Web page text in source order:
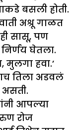
बसली होती.
अश्रू गाळत
सासू, पण
घेतला.
मुलगा हवा.’
तिला अडवलं
आपल्या
रोज